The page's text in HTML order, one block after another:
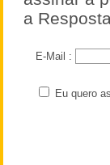
a
E-Mail :
Eu quero